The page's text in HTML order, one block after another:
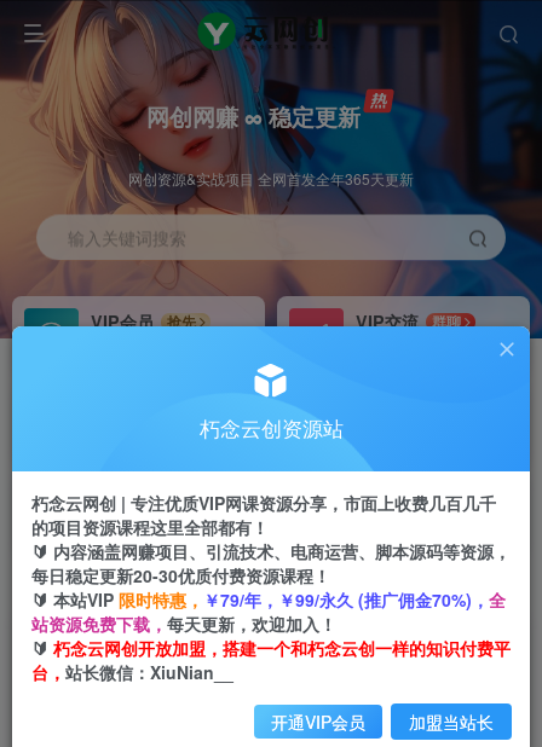
网创网赚 ∞ 稳定更新
网创资源&实战项目 全网首发全年365天更新
输入关键词搜索
VIP会员
抢先
VIP交流
群聊
研究探讨更多创业项目路子。
会员专属推广链接
四导航 导航
APP下载
GO
首页 创业课程 会员专属 正文
（7173期）视频号游戏挂载最新玩法，玩玩游戏
一天好几百
关注 私信
朽念云创资源站
朽念云网创 | 专注优质VIP网课资源分享，市面上收费几百几千
的项目资源课程这里全部都有！
🔰 内容涵盖网赚项目、引流技术、电商运营、脚本源码等资源，
每日稳定更新20-30优质付费资源课程！
🔰 本站VIP 限时特惠， ￥79/年，￥99/永久 (推广佣金70%)， 全
站资源免费下载， 每天更新，欢迎加入！
🔰 朽念云网创开放加盟，搭建一个和朽念云创一样的知识付费平
台， 站长微信：XiuNian__
开通VIP会员 加盟当站长